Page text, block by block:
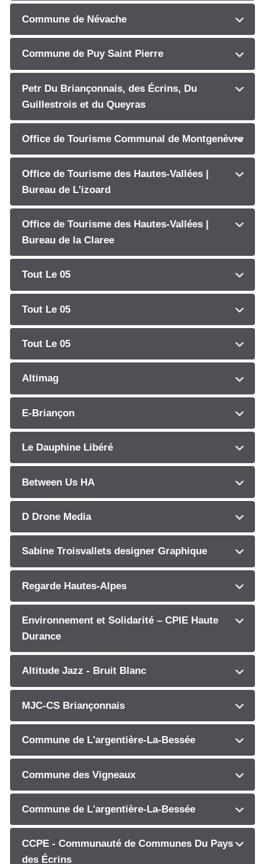
Commune de Névache
Commune de Puy Saint Pierre
Petr Du Briançonnais, des Écrins, Du
Guillestrois et du Queyras
Office de Tourisme Communal de Montgenèvre
Office de Tourisme des Hautes-Vallées |
Bureau de L'izoard
Office de Tourisme des Hautes-Vallées |
Bureau de la Claree
Tout Le 05
Tout Le 05
Tout Le 05
Altimag
E-Briançon
Le Dauphine Libéré
Between Us HA
D Drone Media
Sabine Troisvallets designer Graphique
Regarde Hautes-Alpes
Environnement et Solidarité – CPIE Haute
Durance
Altitude Jazz - Bruit Blanc
MJC-CS Briançonnais
Commune de L'argentière-La-Bessée
Commune des Vigneaux
Commune de L'argentière-La-Bessée
CCPE - Communauté de Communes Du Pays
des Écrins